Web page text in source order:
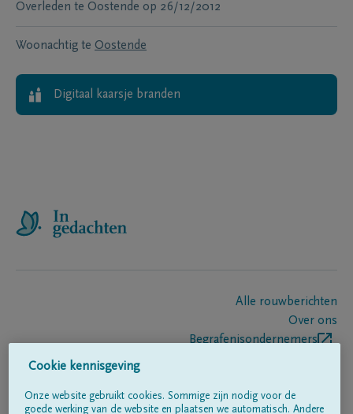
Overleden te Oostende op 26/12/2012
Woonachtig te Oostende
Digitaal kaarsje branden
Alle rouwberichten
Over ons
Begrafenisondernemers
Cookie kennisgeving
Onze website gebruikt cookies. Sommige zijn nodig voor de
goede werking van de website en plaatsen we automatisch. Andere